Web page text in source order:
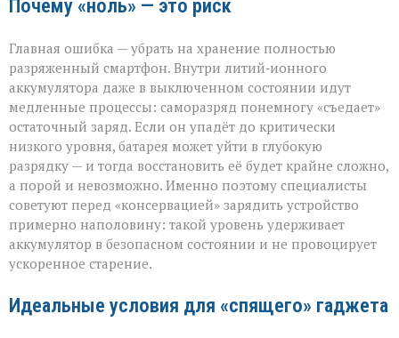
Почему «ноль» — это риск
Главная ошибка — убрать на хранение полностью
разряженный смартфон. Внутри литий‑ионного
аккумулятора даже в выключенном состоянии идут
медленные процессы: саморазряд понемногу «съедает»
остаточный заряд. Если он упадёт до критически
низкого уровня, батарея может уйти в глубокую
разрядку — и тогда восстановить её будет крайне сложно,
а порой и невозможно. Именно поэтому специалисты
советуют перед «консервацией» зарядить устройство
примерно наполовину: такой уровень удерживает
аккумулятор в безопасном состоянии и не провоцирует
ускоренное старение.
Идеальные условия для «спящего» гаджета